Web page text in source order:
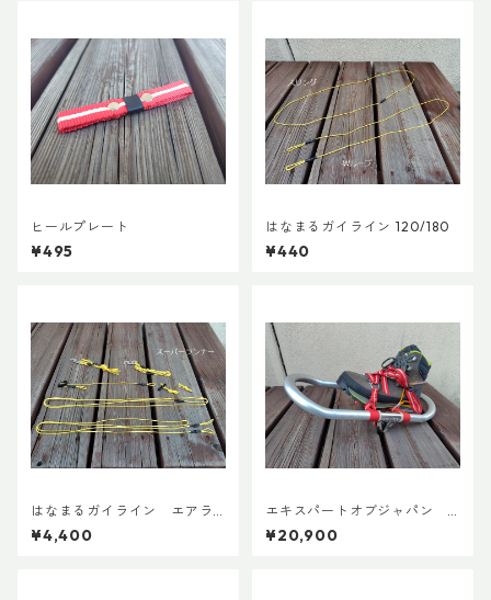
ヒールプレート
¥495
はなまるガイライン 120/180
¥440
はなまるガイライン エアラ
イズ張り綱セット
¥4,400
エキスパートオブジャパン
スノーシューズL ADDカスタ
ムVer.5
¥20,900